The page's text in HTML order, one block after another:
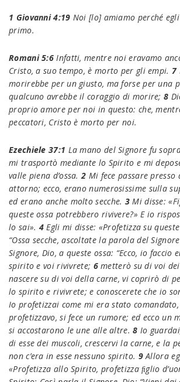
1 Giovanni 4:19 Noi [lo] amiamo perché
primo.
Romani 5:6Infatti, mentre noi eravamo
Cristo, a suo tempo, è morto per gli empi. 7
morirebbe per un giusto, ma forse per una
qualcuno avrebbe il coraggio di morire;8
proprio amore per noi in questo: che,
peccatori, Cristo è morto per noi.
Ezechiele 37:1 La mano del Signore fu
mi trasportò mediante lo Spirito e mi
valle piena d’ossa.2 Mi fece passare presso
attorno; ecco, erano numerosissime sulla
ed erano anche molto secche. 3Mi disse:
queste ossa potrebbero rivivere?» E io
lo sai». 4Egli mi disse: «Profetizza su
“Ossa secche, ascoltatela parola del
Signore, Dio, a queste ossa: “Ecco, io faccio
spirito e voi rivivrete; 6metterò su di voi
nascere su di voi della carne, vi coprirò di
lo spirito e rivivrete; e conoscerete che io
Io profetizzai come mi era stato comandato,
profetizzavo, si fece un rumore; ed ecco un
si accostarono le une alle altre.8 Io
di esse dei muscoli, crescervi la carne, e la
non c’era in esse nessuno spirito. 9Allora
«Profetizza allo Spirito, profetizza ﬁglio